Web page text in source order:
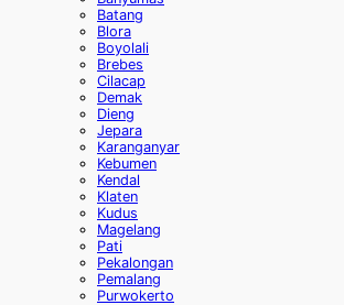
Batang
Blora
Boyolali
Brebes
Cilacap
Demak
Dieng
Jepara
Karanganyar
Kebumen
Kendal
Klaten
Kudus
Magelang
Pati
Pekalongan
Pemalang
Purwokerto